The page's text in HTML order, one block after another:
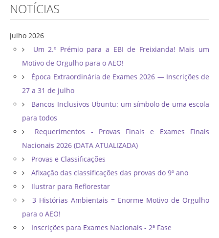
NOTÍCIAS
julho 2026
Um 2.º Prémio para a EBI de Freixianda! Mais um
Motivo de Orgulho para o AEO!
Época Extraordinária de Exames 2026 — Inscrições de
27 a 31 de julho
Bancos Inclusivos Ubuntu: um símbolo de uma escola
para todos
Requerimentos - Provas Finais e Exames Finais
Nacionais 2026 (DATA ATUALIZADA)
Provas e Classificações
Afixação das classificações das provas do 9º ano
Ilustrar para Reflorestar
3 Histórias Ambientais = Enorme Motivo de Orgulho
para o AEO!
Inscrições para Exames Nacionais - 2ª Fase